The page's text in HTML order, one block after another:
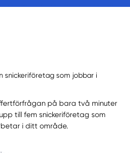
snickeriföretag som jobbar i
på bara två minuter
till fem snickeriföretag som
i ditt område.